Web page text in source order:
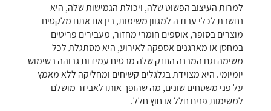
למרות העיצוב הפשוט שלה, ויכולת הגמישות שלה, היא
נחשבת לכלי עבודה למגוון משימות, בין אם אתם מלקטים
מוצרים בסופר, אוספים חומרי מחזור, מעבירים פריטים
במחסן או מארגנים אספקה ​​לאירוע, היא מסתגלת לכל
משימה וגם המבנה החזק שלה מבטיח עמידות גבוהה בשימוש
יומיומי. היא מצוידת בגלגלים קשיחים ומחליקה ללא מאמץ
על פני משטחים שונים, מה שהופך אותו לאביזר מושלם
למשימות פנים חלל או חוץ חלל.